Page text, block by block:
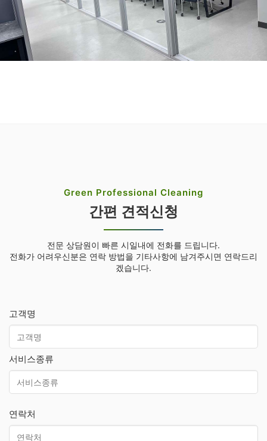
Green Professional Cleaning
간편 견적신청
전문 상담원이 빠른 시일내에 전화를 드립니다.
전화가 어려우신분은 연락 방법을 기타사항에 남겨주시면 연락드리
겠습니다.
고객명
서비스종류
연락처